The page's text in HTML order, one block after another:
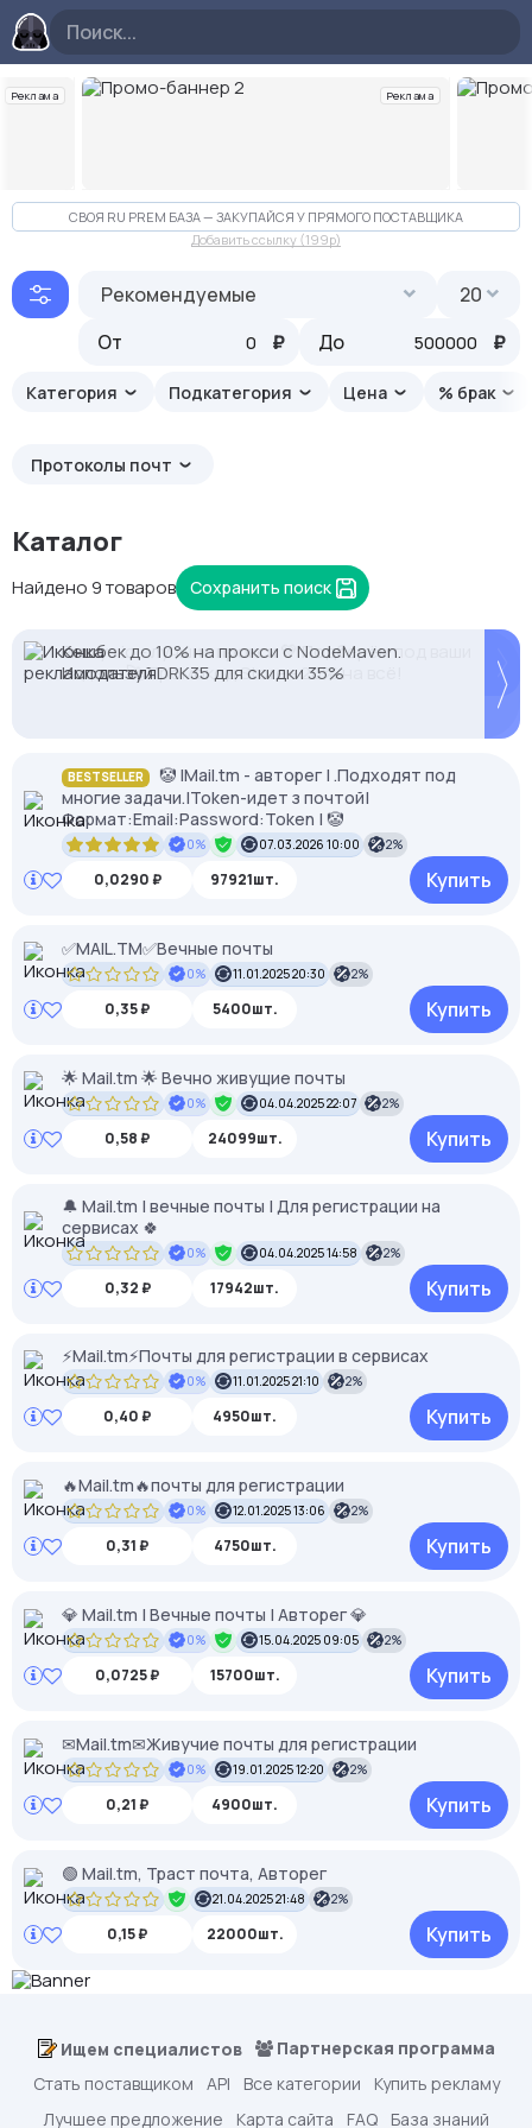
Реклама Реклама
Слайд 2 из 10
СВОЯ RU PREM БАЗА — ЗАКУПАЙСЯ У ПРЯМОГО ПОСТАВЩИКА
Добавить ссылку (199p)
Рекомендуемые
От
₽ До ₽
20
Категория Подкатегория Цена % брак
Протоколы почт
Каталог
Найдено 9 товаров Сохранить поиск
Proxys.io - лучшие прокси 💚 Подберём под ваши
задачи 🚀 Промокод Store - 20% на всё!
Кешбек до 10% на прокси с NodeMaven.
Используй DRK35 для скидки 35%
BESTSELLER
🤡 |Mail.tm - авторег | .Подходят под
многие задачи.|Token-идет з почтой|
Формат:Email:Password:Token | 🤡
0% 07.03.2026 10:00 2%
0,0290 ₽ 97921шт. Купить
✅MAIL.TM✅Вечные почты
0% 11.01.2025 20:30 2%
0,35 ₽ 5400шт. Купить
🌟 Mail.tm 🌟 Вечно живущие почты
0% 04.04.2025 22:07 2%
0,58 ₽ 24099шт. Купить
🔔 Mail.tm | вечные почты | Для регистрации на
сервисах 🍀
0% 04.04.2025 14:58 2%
0,32 ₽ 17942шт. Купить
⚡Mail.tm⚡Почты для регистрации в сервисах
0% 11.01.2025 21:10 2%
0,40 ₽ 4950шт. Купить
🔥Mail.tm🔥почты для регистрации
0% 12.01.2025 13:06 2%
0,31 ₽ 4750шт. Купить
💎 Mail.tm | Вечные почты | Авторег 💎
0% 15.04.2025 09:05 2%
0,0725 ₽ 15700шт. Купить
✉Mail.tm✉Живучие почты для регистрации
0% 19.01.2025 12:20 2%
0,21 ₽ 4900шт. Купить
🟢 Mail.tm, Траст почта, Авторег
21.04.2025 21:48 2%
0,15 ₽ 22000шт. Купить
Ищем специалистов
Партнерская программа
Стать поставщиком
API Все категории
Купить рекламу
Лучшее предложение
Карта сайта FAQ База знаний